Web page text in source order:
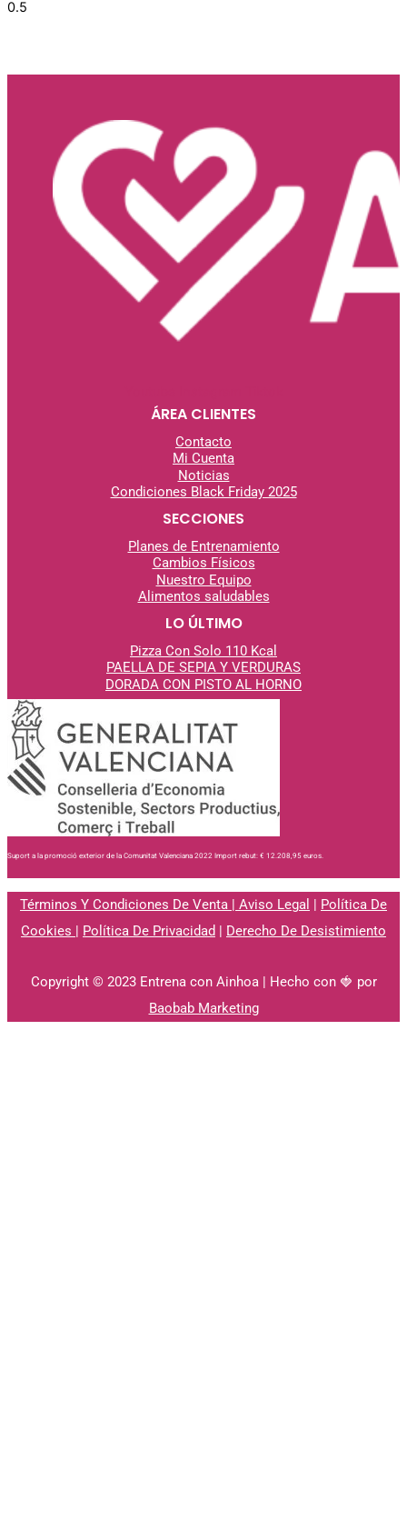
ÁREA CLIENTES
Contacto
Mi Cuenta
Noticias
Condiciones Black Friday 2025
SECCIONES
Planes de Entrenamiento
Cambios Físicos
Nuestro Equipo
Alimentos saludables
LO ÚLTIMO
Pizza Con Solo 110 Kcal
PAELLA DE SEPIA Y VERDURAS
DORADA CON PISTO AL HORNO
Suport a la promoció exterior de la Comunitat Valenciana 2022 Import rebut: € 12.208,95 euros.
Términos Y Condiciones De Venta | Aviso Legal | Política De
Cookies | Política De Privacidad | Derecho De Desistimiento
Copyright © 2023 Entrena con Ainhoa | Hecho con 🍓 por
Baobab Marketing